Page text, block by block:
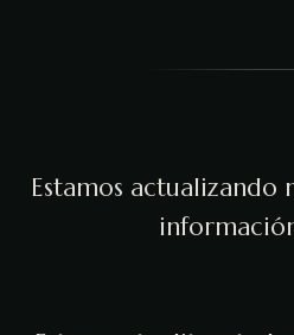
Estamos actualizando